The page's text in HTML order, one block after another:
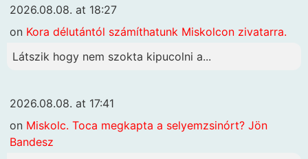
2026.08.08. at 18:27
on Kora délutántól számíthatunk Miskolcon zivatarra.
Látszik hogy nem szokta kipucolni a...
2026.08.08. at 17:41
on Miskolc. Toca megkapta a selyemzsinórt? Jön
Bandesz